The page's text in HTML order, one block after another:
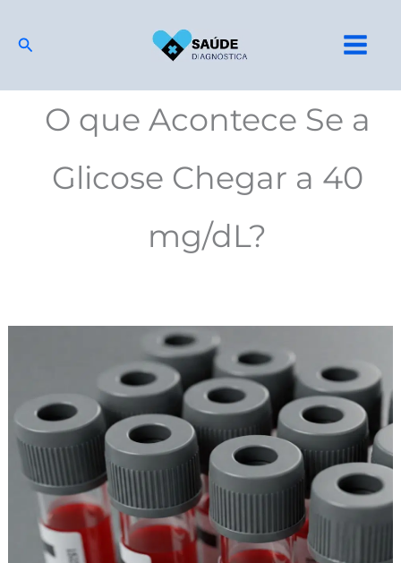
para
conteúdo
Pesquisar
O que Acontece Se a
Glicose Chegar a 40
mg/dL?
Altos
ou
Baixos,
Entenda